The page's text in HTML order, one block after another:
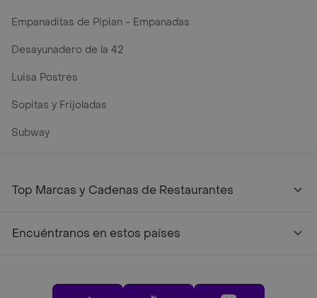
Empanaditas de Pipian - Empanadas
Desayunadero de la 42
Luisa Postres
Sopitas y Frijoladas
Subway
Top Marcas y Cadenas de Restaurantes
Encuéntranos en estos países